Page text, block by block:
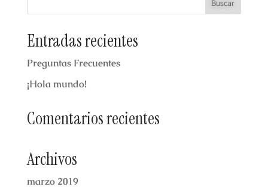
Entradas recientes
Preguntas Frecuentes
¡Hola mundo!
Comentarios recientes
Archivos
marzo 2019